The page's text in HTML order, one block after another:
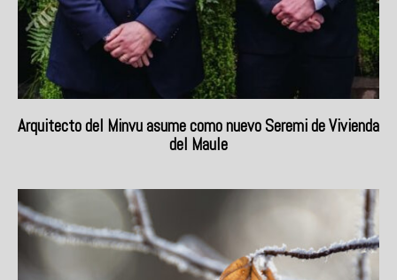
Arquitecto del Minvu asume como nuevo Seremi de Vivienda
del Maule